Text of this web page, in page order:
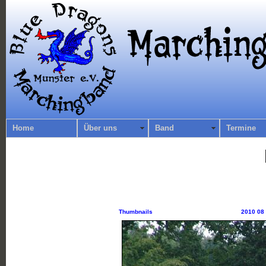
Home Über uns Band Termine
Thumbnails 2010 08